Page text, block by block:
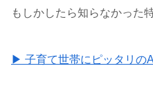
もしかしたら知らなかった
▶ 子育て世帯にピッタリの